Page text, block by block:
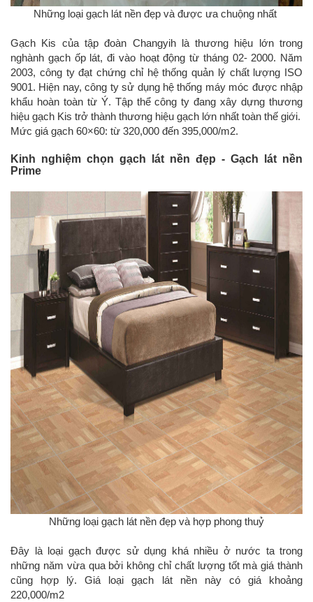
Những loại gạch lát nền đẹp và được ưa chuộng nhất
Gạch Kis của tập đoàn Changyih là thương hiệu lớn trong
nghành gạch ốp lát, đi vào hoạt động từ tháng 02- 2000. Năm
2003, công ty đạt chứng chỉ hệ thống quản lý chất lượng ISO
9001. Hiện nay, công ty sử dụng hệ thống máy móc được nhập
khẩu hoàn toàn từ Ý. Tập thể công ty đang xây dựng thương
hiệu gạch Kis trở thành thương hiệu gạch lớn nhất toàn thế giới.
Mức giá gạch 60×60: từ 320,000 đến 395,000/m2.
Kinh nghiệm chọn gạch lát nền đẹp - Gạch lát nền
Prime
Những loại gạch lát nền đẹp và hợp phong thuỷ
Đây là loại gạch được sử dụng khá nhiều ở nước ta trong
những năm vừa qua bởi không chỉ chất lượng tốt mà giá thành
cũng hợp lý. Giá loại gạch lát nền này có giá khoảng
220,000/m2